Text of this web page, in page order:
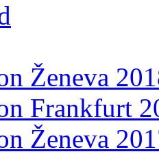
Ženeva
Frankfurt
Ženeva